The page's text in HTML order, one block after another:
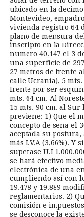
ubicado en la
Montevideo,
vivienda registro 64
plano de mensura
inscripto en la
numero 40.147 el 3
una superficie de
27 metros de frente
calle Ucrania), 5
frente por ser
mts. 64 cm. Al
15 mts. 90 cm. al
previene: 1) Que el
concepto de seña el
aceptada su postura,
más I.V.A (3,66%). Y
superase U.I
se hará efectivo
electrónica de una
cumpliendo así con
19.478 y 19.889
reglamentarios. 2)
comisión e impuestos
se desconoce la